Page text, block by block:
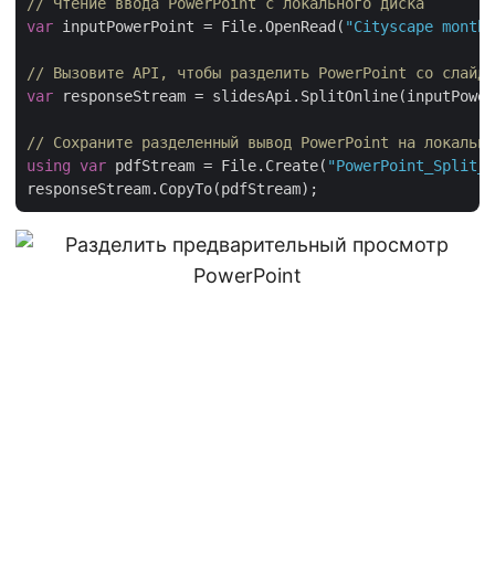
var inputPowerPoint = File.OpenRead( "Cityscape
// Вызовите API, чтобы разделить PowerPoint со
var responseStream =
// Сохраните разделенный вывод PowerPoint на
using
var pdfStream = File.Create(